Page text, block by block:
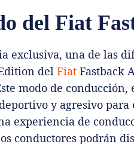
del Fiat
exclusiva, una de las
del Fiat Fastback
modo de
y agresivo
experiencia de
conductores podrán